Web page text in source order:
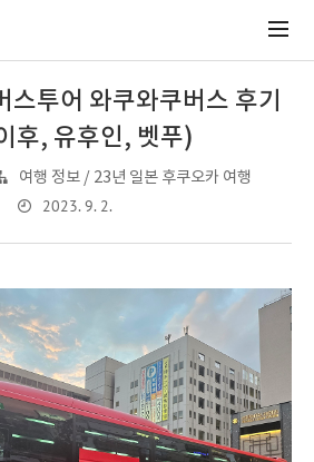
스투어 와쿠와쿠버스 후기
후, 유후인, 벳푸)
여행 정보 / 23년 일본 후쿠오카 여행
2023. 9. 2.